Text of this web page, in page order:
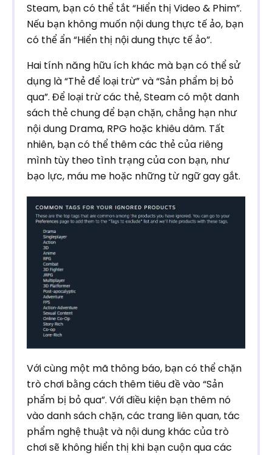
Steam, bạn có thể tắt “Hiển thị Video & Phim”.
Nếu bạn không muốn nội dung thực tế ảo, bạn
có thể ẩn “Hiển thị nội dung thực tế ảo”.
Hai tính năng hữu ích khác mà bạn có thể sử
dụng là “Thẻ để loại trừ” và “Sản phẩm bị bỏ
qua”. Để loại trừ các thẻ, Steam có một danh
sách thẻ chung để bạn chặn, chẳng hạn như
nội dung Drama, RPG hoặc khiêu dâm. Tất
nhiên, bạn có thể thêm các thẻ của riêng
mình tùy theo tình trạng của con bạn, như
bạo lực, máu me hoặc những từ ngữ gay gắt.
Với cùng một mã thông báo, bạn có thể chặn
trò chơi bằng cách thêm tiêu đề vào “Sản
phẩm bị bỏ qua”. Với điều kiện bạn thêm nó
vào danh sách chặn, các trang liên quan, tác
phẩm nghệ thuật và nội dung khác của trò
chơi sẽ không hiển thị khi bạn cuộn qua các